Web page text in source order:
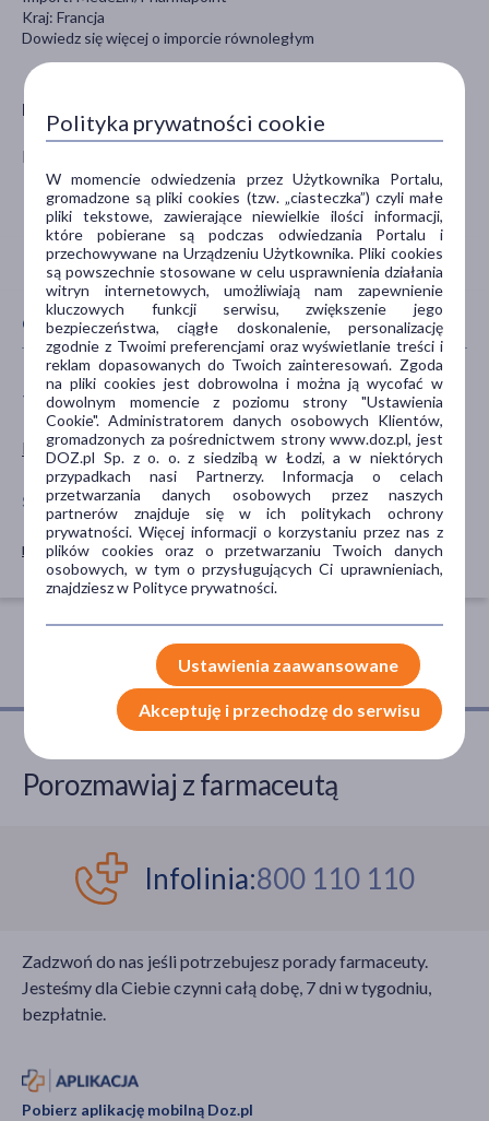
Producent
PHARMAPOINT/GALDERMA
Kraj: Francja
Dowiedz się więcej o imporcie równoległym
CECHY PRODUKTU
TYP PRODUKTU
Lek na receptę
POSTAĆ
żel
SPOSÓB APLIKACJI
na skórę
Porozmawiaj z farmaceutą
Infolinia:800 110 110
Zadzwoń do nas jeśli potrzebujesz porady farmaceuty.
Jesteśmy dla Ciebie czynni całą dobę, 7 dni w tygodniu,
bezpłatnie.
Pobierz aplikację mobilną Doz.pl
Polityka prywatności cookie
W momencie odwiedzenia przez Użytkownika Portalu,
gromadzone są pliki cookies (tzw. „ciasteczka”) czyli małe
pliki tekstowe, zawierające niewielkie ilości informacji,
które pobierane są podczas odwiedzania Portalu i
przechowywane na Urządzeniu Użytkownika. Pliki cookies
są powszechnie stosowane w celu usprawnienia działania
witryn internetowych, umożliwiają nam zapewnienie
kluczowych funkcji serwisu, zwiększenie jego
bezpieczeństwa, ciągłe doskonalenie, personalizację
zgodnie z Twoimi preferencjami oraz wyświetlanie treści i
reklam dopasowanych do Twoich zainteresowań. Zgoda
na pliki cookies jest dobrowolna i można ją wycofać w
dowolnym momencie z poziomu strony "Ustawienia
Cookie". Administratorem danych osobowych Klientów,
gromadzonych za pośrednictwem strony www.doz.pl, jest
DOZ.pl Sp. z o. o. z siedzibą w Łodzi, a w niektórych
przypadkach nasi Partnerzy. Informacja o celach
przetwarzania danych osobowych przez naszych
partnerów znajduje się w ich politykach ochrony
prywatności. Więcej informacji o korzystaniu przez nas z
plików cookies oraz o przetwarzaniu Twoich danych
osobowych, w tym o przysługujących Ci uprawnieniach,
znajdziesz w Polityce prywatności.
Ustawienia zaawansowane
Akceptuję i przechodzę do serwisu